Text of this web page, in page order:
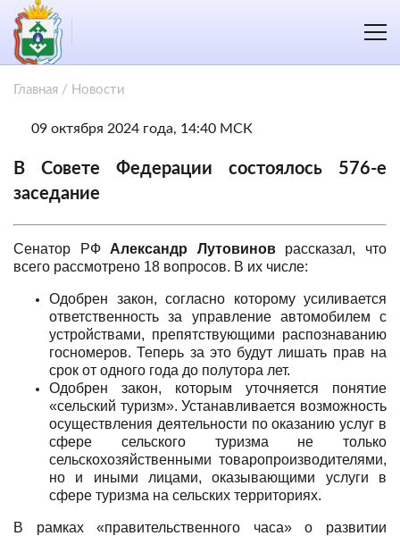
Главная / Новости
09 октября 2024 года, 14:40 МСК
В Совете Федерации состоялось 576-е
заседание
Сенатор РФАлександр Лутовиноврассказал, что
всего рассмотрено 18 вопросов. В их числе:
Одобрен закон, согласно которому усиливается
ответственность за управление автомобилем с
устройствами, препятствующими распознаванию
госномеров. Теперь за это будут лишать прав на
срок от одного года до полутора лет.
Одобрен закон, которым уточняется понятие
«сельский туризм». Устанавливается возможность
осуществления деятельности по оказанию услуг в
сфере сельского туризма не только
сельскохозяйственными товаропроизводителями,
но и иными лицами, оказывающими услуги в
сфере туризма на сельских территориях.
В рамках «правительственного часа» о развитии